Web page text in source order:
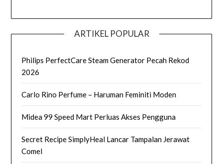
ARTIKEL POPULAR
Philips PerfectCare Steam Generator Pecah Rekod
2026
Carlo Rino Perfume – Haruman Feminiti Moden
Midea 99 Speed Mart Perluas Akses Pengguna
Secret Recipe SimplyHeal Lancar Tampalan Jerawat
Comel